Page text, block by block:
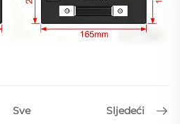
Sve Sljedeći